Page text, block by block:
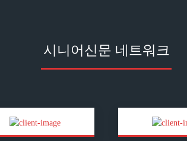
시니어신문 네트워크